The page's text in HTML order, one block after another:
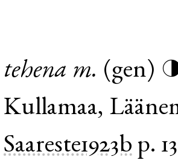
tehena m. (gen)
Kullamaa,
Saareste1923b p.